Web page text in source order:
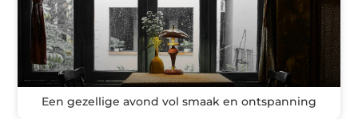
Een gezellige avond vol smaak en ontspanning